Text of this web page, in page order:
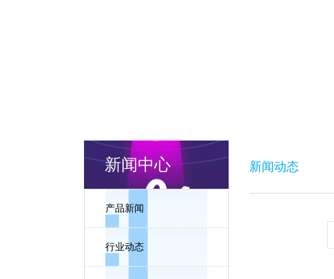
新闻中心
产品新闻
行业动态
新闻动态